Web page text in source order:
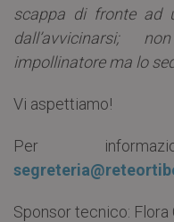
scappa di fronte ad
dall’avvicinarsi;
impollinatore ma lo
Vi aspettiamo!
Per
Sponsor tecnico: Flora